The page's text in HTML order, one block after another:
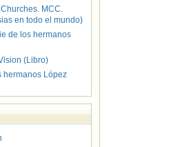
MCC.
en todo el mundo)
de los hermanos
(Libro)
hermanos López